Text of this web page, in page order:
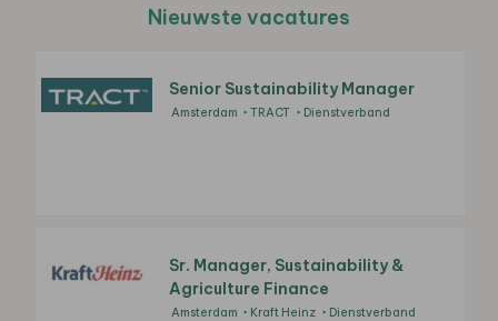
Nieuwste vacatures
Senior Sustainability Manager
Amsterdam TRACT Dienstverband
Sr. Manager, Sustainability &
Agriculture Finance
Amsterdam Kraft Heinz Dienstverband